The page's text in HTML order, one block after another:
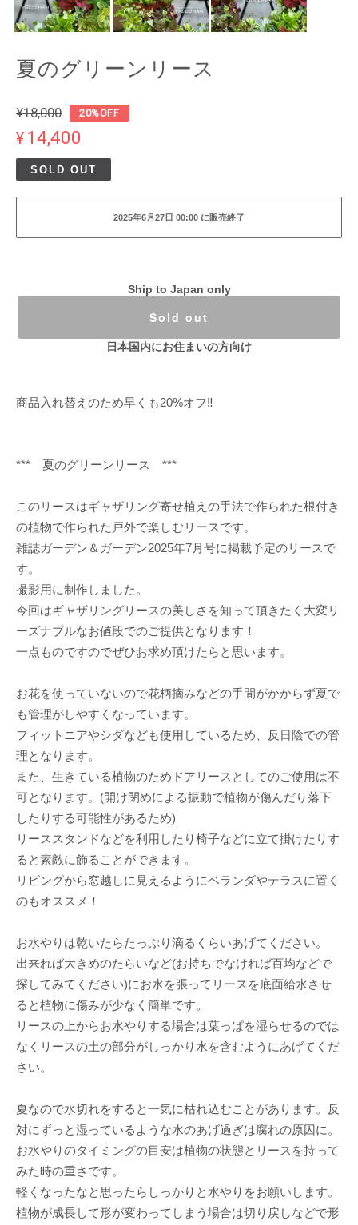
夏のグリーンリース
¥18,000 20%OFF
¥14,400
SOLD OUT
2025年6月27日 00:00 に販売終了
Ship to Japan only
Sold out
日本国内にお住まいの方向け
商品入れ替えのため早くも20%オフ‼️
*** 夏のグリーンリース ***
このリースはギャザリング寄せ植えの手法で作られた根付き
の植物で作られた戸外で楽しむリースです。
雑誌ガーデン＆ガーデン2025年7月号に掲載予定のリースで
す。
撮影用に制作しました。
今回はギャザリングリースの美しさを知って頂きたく大変リ
ーズナブルなお値段でのご提供となります！
一点ものですのでぜひお求め頂けたらと思います。
お花を使っていないので花柄摘みなどの手間がかからず夏で
も管理がしやすくなっています。
フィットニアやシダなども使用しているため、反日陰での管
理となります。
また、生きている植物のためドアリースとしてのご使用は不
可となります。(開け閉めによる振動で植物が傷んだり落下
したりする可能性があるため)
リーススタンドなどを利用したり椅子などに立て掛けたりす
ると素敵に飾ることができます。
リビングから窓越しに見えるようにベランダやテラスに置く
のもオススメ！
お水やりは乾いたらたっぷり滴るくらいあげてください。
出来れば大きめのたらいなど(お持ちでなければ百均などで
探してみてください)にお水を張ってリースを底面給水させ
ると植物に傷みが少なく簡単です。
リースの上からお水やりする場合は葉っぱを湿らせるのでは
なくリースの土の部分がしっかり水を含むようにあげてくだ
さい。
夏なので水切れをすると一気に枯れ込むことがあります。反
対にずっと湿っているような水のあげ過ぎは腐れの原因に。
お水やりのタイミングの目安は植物の状態とリースを持って
みた時の重さです。
軽くなったなと思ったらしっかりと水やりをお願いします。
植物が成長して形が変わってしまう場合は切り戻しなどで形